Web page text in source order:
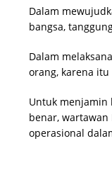
Dalam
bangsa,
Dalam
orang, karena
Untuk menjamin
benar,
operasional